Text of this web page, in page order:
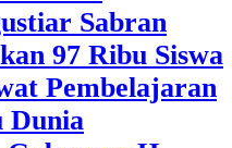
Sabran
97 Ribu Siswa
Pembelajaran
Dunia